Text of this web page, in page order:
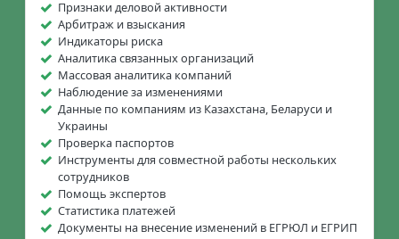
Признаки деловой активности
Арбитраж и взыскания
Индикаторы риска
Аналитика связанных организаций
Массовая аналитика компаний
Наблюдение за изменениями
Данные по компаниям из Казахстана, Беларуси и
Украины
Проверка паспортов
Инструменты для совместной работы нескольких
сотрудников
Помощь экспертов
Статистика платежей
Документы на внесение изменений в ЕГРЮЛ и ЕГРИП